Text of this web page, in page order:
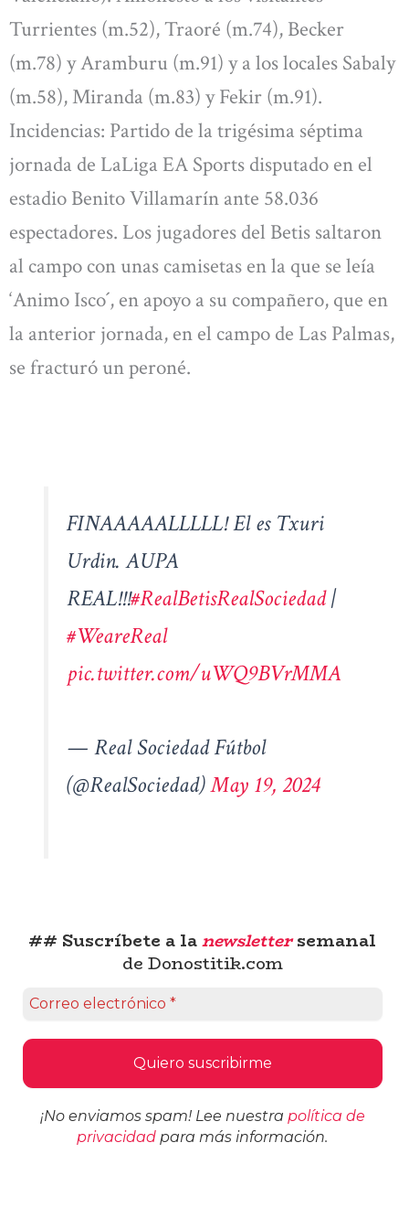
Turrientes (m.52), Traoré (m.74), Becker
(m.78) y Aramburu (m.91) y a los locales Sabaly
(m.58), Miranda (m.83) y Fekir (m.91).
Incidencias: Partido de la trigésima séptima
jornada de LaLiga EA Sports disputado en el
estadio Benito Villamarín ante 58.036
espectadores. Los jugadores del Betis saltaron
al campo con unas camisetas en la que se leía
‘Animo Isco´, en apoyo a su compañero, que en
la anterior jornada, en el campo de Las Palmas,
se fracturó un peroné.
FINAAAAALLLLL! El es Txuri
Urdin. AUPA
REAL!!!#RealBetisRealSociedad|
#WeareReal
pic.twitter.com/uWQ9BVrMMA
— Real Sociedad Fútbol
(@RealSociedad)May 19, 2024
## Suscríbete a lanewslettersemanal
de Donostitik.com
¡No enviamos spam! Lee nuestra política de
privacidad para más información.